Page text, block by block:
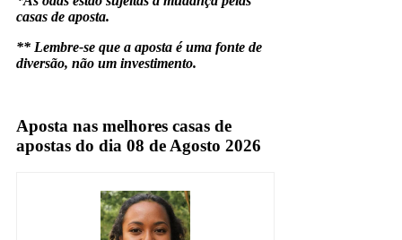
casas de aposta.
** Lembre-se que a aposta é uma fonte de
diversão, não um investimento.
Aposta nas melhores casas de
apostas do dia 08 de Agosto 2026